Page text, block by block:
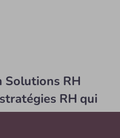
Solutions RH
RH qui